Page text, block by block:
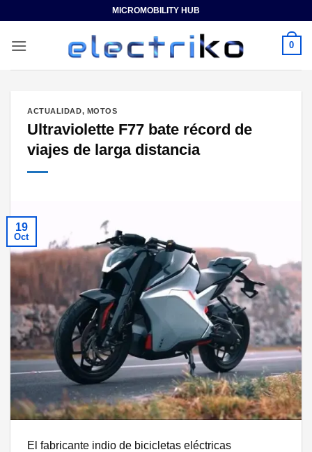
contenido
MICROMOBILITY HUB
0
ACTUALIDAD, MOTOS
Ultraviolette F77 bate récord de
viajes de larga distancia
19
Oct
El fabricante indio de bicicletas eléctricas